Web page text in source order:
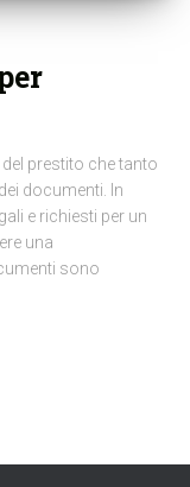
prestito che tanto
documenti. In
e richiesti per un
una
sono